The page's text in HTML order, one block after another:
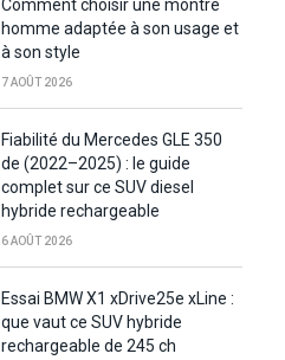
Comment choisir une montre
homme adaptée à son usage et
à son style
7 AOÛT 2026
Fiabilité du Mercedes GLE 350
de (2022–2025) : le guide
complet sur ce SUV diesel
hybride rechargeable
6 AOÛT 2026
Essai BMW X1 xDrive25e xLine :
que vaut ce SUV hybride
rechargeable de 245 ch